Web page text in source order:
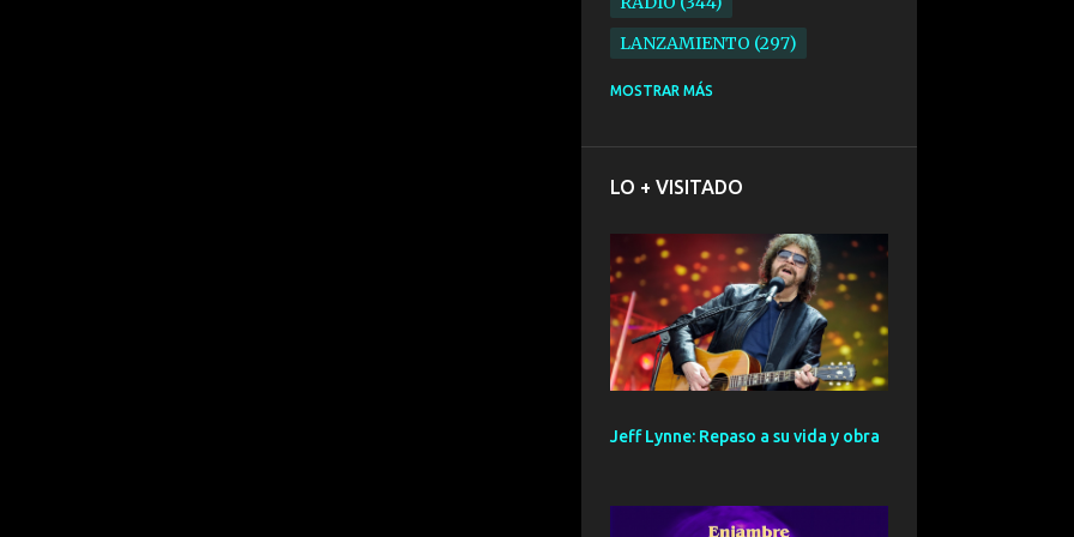
LANZAMIENTO 297
ELECTRONICA
BARCELONA 191
ELECTROINDIE 189
PRIMERA FILA FEST
188
ELECTROPOP 185
PUNK
MOSTRAR MÁS
LO + VISITADO
Jeff Lynne: Repaso a su vida y obra